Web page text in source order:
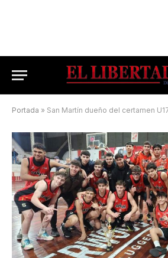
Portada » San Martín dueño del certamen